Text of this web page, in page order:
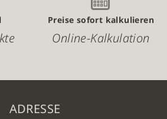
Preise sofort kalkulieren
Online-Kalkulation
ADRESSE